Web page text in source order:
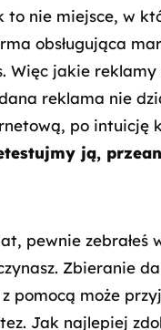
nie miejsce, w
obsługująca
jakie reklamy
reklama nie
po intuicję
ją,
pewnie zebrałeś
Zbieranie
pomocą może
Jak najlepiej